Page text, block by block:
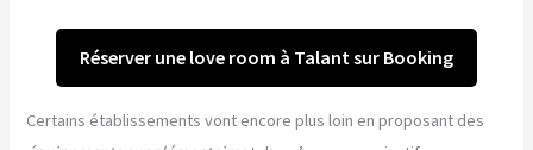
Réserver une love room à Talant sur Booking
Certains établissements vont encore plus loin en proposant des